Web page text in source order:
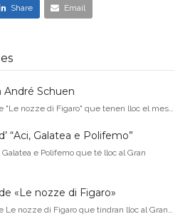
Share Email
André Schuen
"Le nozze di Figaro" que tenen lloc el mes…
“Aci, Galatea e Polifemo”
e Polifemo que té lloc al Gran
«Le nozze di Figaro»
nozze di Figaro que tindran lloc al Gran…